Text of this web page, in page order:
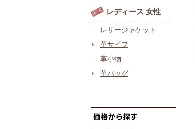
レディース 女性
レザージャケット
革サイフ
革小物
革バッグ